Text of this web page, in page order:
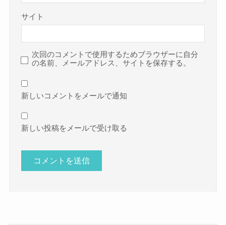
サイト
次回のコメントで使用するためブラウザーに自分
の名前、メールアドレス、サイトを保存する。
新しいコメントをメールで通知
新しい投稿をメールで受け取る